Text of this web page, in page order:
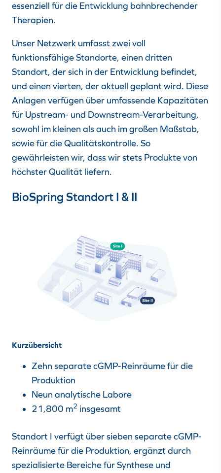
essenziell für die Entwicklung bahnbrechender
Therapien.
Unser Netzwerk umfasst zwei voll
funktionsfähige Standorte, einen dritten
Standort, der sich in der Entwicklung befindet,
und einen vierten, der aktuell geplant wird. Diese
Anlagen verfügen über umfassende Kapazitäten
für Upstream- und Downstream-Verarbeitung,
sowohl im kleinen als auch im großen Maßstab,
sowie für die Qualitätskontrolle. So
gewährleisten wir, dass wir stets Produkte von
höchster Qualität liefern.
BioSpring Standort I & II
Kurzübersicht
Zehn separate cGMP-Reinräume für die
Produktion
Neun analytische Labore
21,800 m2 insgesamt
Standort I verfügt über sieben separate cGMP-
Reinräume für die Produktion, ergänzt durch
spezialisierte Bereiche für Synthese und